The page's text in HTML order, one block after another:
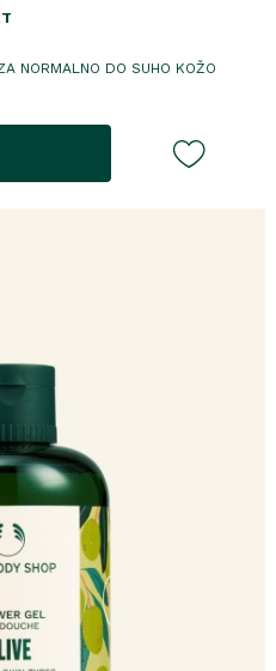
NORMALNO DO SUHO KOŽO